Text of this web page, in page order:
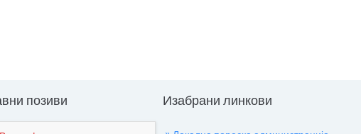
позиви Изабрани линкови